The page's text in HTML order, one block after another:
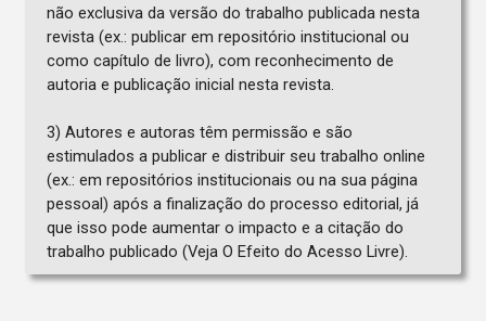
não exclusiva da versão do trabalho publicada nesta
revista (ex.: publicar em repositório institucional ou
como capítulo de livro), com reconhecimento de
autoria e publicação inicial nesta revista.
3) Autores e autoras têm permissão e são
estimulados a publicar e distribuir seu trabalho online
(ex.: em repositórios institucionais ou na sua página
pessoal) após a finalização do processo editorial, já
que isso pode aumentar o impacto e a citação do
trabalho publicado (Veja O Efeito do Acesso Livre).